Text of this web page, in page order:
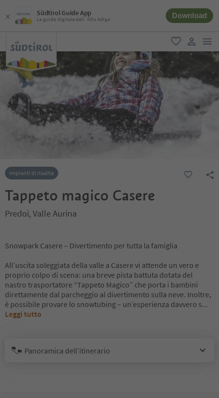
Südtirol Guide App
La guida digitale dell´Alto Adige Download
favoriti
user link
Impianti di risalita
Tappeto magico Casere
Predoi, Valle Aurina
Snowpark Casere – Divertimento per tutta la famiglia
All’uscita soleggiata della valle a Casere vi attende un vero e
proprio colpo di scena: una breve pista battuta dotata del
nastro trasportatore “Tappeto Magico” che porta i bambini
direttamente dal parcheggio al divertimento sulla neve. Inoltre,
è possibile provare lo snowtubing – un’esperienza davvero s...
Leggi tutto
Panoramica dell’itinerario